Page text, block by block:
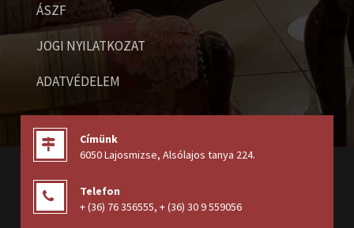
ÁSZF
JOGI NYILATKOZAT
ADATVÉDELEM
Címünk
6050 Lajosmizse, Alsólajos tanya 224.
Telefon
+ (36) 76 356555, + (36) 30 9 559056